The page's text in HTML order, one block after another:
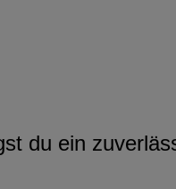
du ein